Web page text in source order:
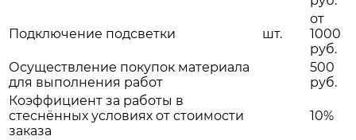
Подключение подсветки шт.
от
1000
руб.
Осуществление покупок материала
для выполнения работ
500
руб.
Коэффициент за работы в
стеснённых условиях от стоимости
заказа
10%